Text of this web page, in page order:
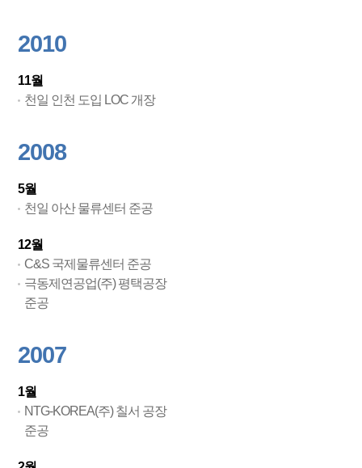
2010
11월
천일 인천 도입 LOC 개장
2008
5월
천일 아산 물류센터 준공
12월
C&S 국제물류센터 준공
극동제연공업(주) 평택공장
준공
2007
1월
NTG-KOREA(주) 칠서 공장
준공